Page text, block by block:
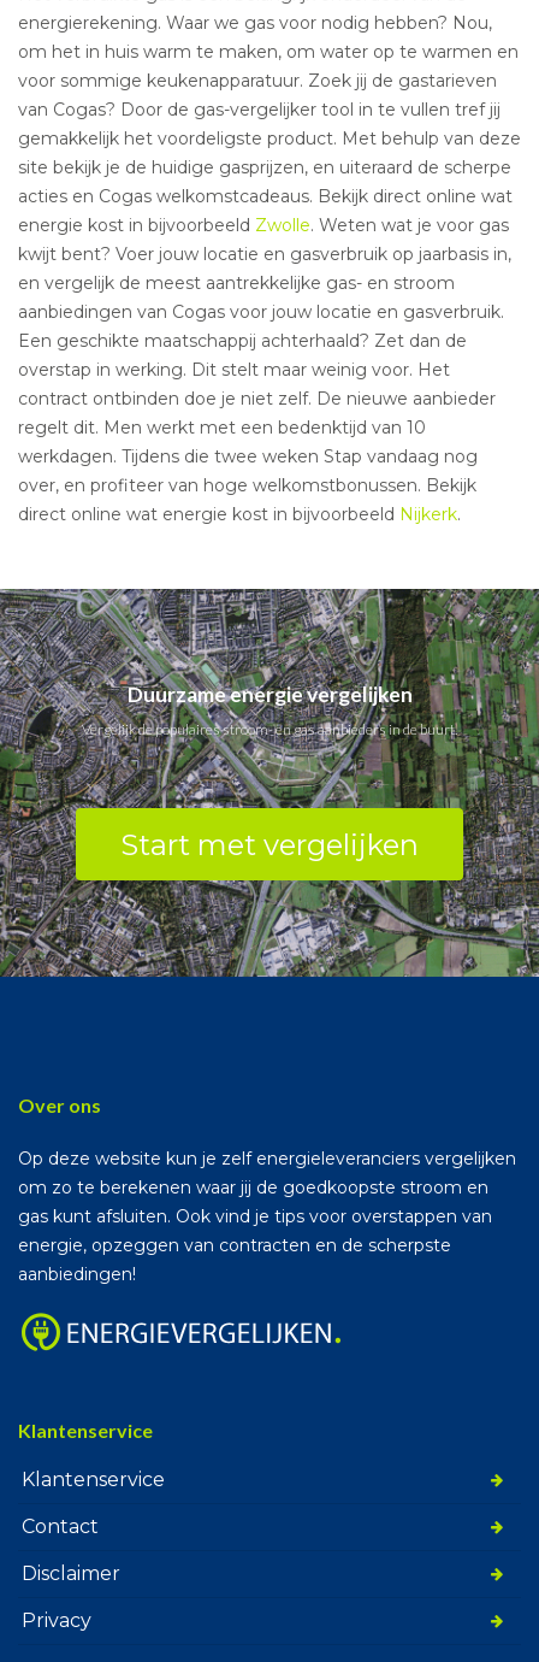
energierekening. Waar we gas voor nodig hebben? Nou,
om het in huis warm te maken, om water op te warmen en
voor sommige keukenapparatuur. Zoek jij de gastarieven
van Cogas? Door de gas-vergelijker tool in te vullen tref jij
gemakkelijk het voordeligste product. Met behulp van deze
site bekijk je de huidige gasprijzen, en uiteraard de scherpe
acties en Cogas welkomstcadeaus. Bekijk direct online wat
energie kost in bijvoorbeeld Zwolle. Weten wat je voor gas
kwijt bent? Voer jouw locatie en gasverbruik op jaarbasis in,
en vergelijk de meest aantrekkelijke gas- en stroom
aanbiedingen van Cogas voor jouw locatie en gasverbruik.
Een geschikte maatschappij achterhaald? Zet dan de
overstap in werking. Dit stelt maar weinig voor. Het
contract ontbinden doe je niet zelf. De nieuwe aanbieder
regelt dit. Men werkt met een bedenktijd van 10
werkdagen. Tijdens die twee weken Stap vandaag nog
over, en profiteer van hoge welkomstbonussen. Bekijk
direct online wat energie kost in bijvoorbeeld Nijkerk.
Duurzame energie vergelijken
Vergelijk de populaires stroom- en gas aanbieders in de buurt.
Start met vergelijken
Over ons
Op deze website kun je zelf energieleveranciers vergelijken
om zo te berekenen waar jij de goedkoopste stroom en
gas kunt afsluiten. Ook vind je tips voor overstappen van
energie, opzeggen van contracten en de scherpste
aanbiedingen!
Klantenservice
Klantenservice
Contact
Disclaimer
Privacy